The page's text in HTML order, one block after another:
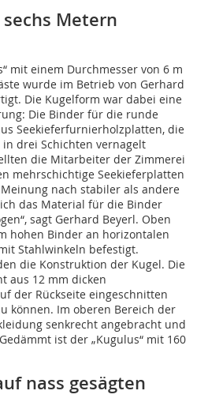
Metern
mit einem Durchmesser von 6 m
wurde im Betrieb von Gerhard
Die Kugelform war dabei eine
Die Binder für die runde
Seekieferfurnierholzplatten, die
drei Schichten vernagelt
die Mitarbeiter der Zimmerei
mehrschichtige Seekieferplatten
nach stabiler als andere
das Material für die Binder
sagt Gerhard Beyerl. Oben
hohen Binder an horizontalen
Stahlwinkeln befestigt.
die Konstruktion der Kugel. Die
aus 12 mm dicken
der Rückseite eingeschnitten
können. Im oberen Bereich der
senkrecht angebracht und
ist der „Kugulus“ mit 160
nass gesägten